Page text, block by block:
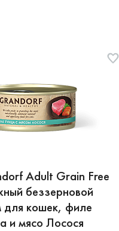
Adult Grain Free
беззерновой
для кошек, филе
и мясо Лосося